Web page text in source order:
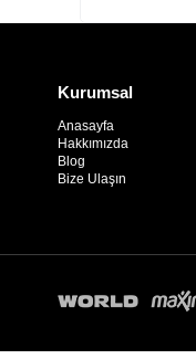
Kurumsal
Anasayfa
Hakkımızda
Blog
Bize Ulaşın